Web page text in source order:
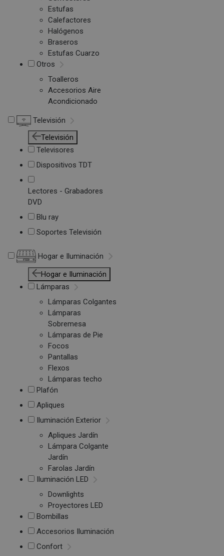
Estufas
Calefactores
Halógenos
Braseros
Estufas Cuarzo
Otros
Toalleros
Accesorios Aire
Acondicionado
Televisión
Televisión
Televisores
Dispositivos TDT
Lectores - Grabadores
DVD
Blu ray
Soportes Televisión
Hogar e Iluminación
Hogar e Iluminación
Lámparas
Lámparas Colgantes
Lámparas
Sobremesa
Lámparas de Pie
Focos
Pantallas
Flexos
Lámparas techo
Plafón
Apliques
Iluminación Exterior
Apliques Jardín
Lámpara Colgante
Jardín
Farolas Jardín
Iluminación LED
Downlights
Proyectores LED
Bombillas
Accesorios Iluminación
Confort